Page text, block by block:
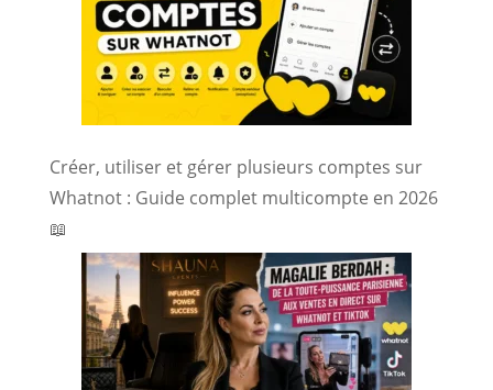
Créer, utiliser et gérer plusieurs comptes sur
Whatnot : Guide complet multicompte en 2026
📖